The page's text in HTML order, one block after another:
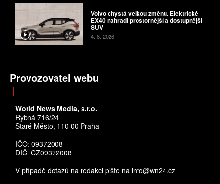
Volvo chystá velkou změnu. Elektrické
EX40 nahradí prostornější a dostupnější
SUV
4. 8. 2026
Provozovatel webu
World News Media, s.r.o.
Rybná 716/24
Staré Město, 110 00 Praha
IČO: 09372008
DIČ: CZ09372008
V případě dotazů na redakci pište na info@wn24.cz